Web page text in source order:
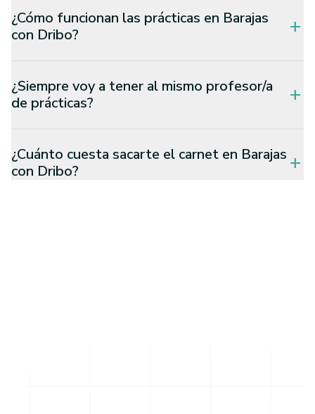
¿Cómo funcionan las prácticas en Barajas
con Dribo?
add
¿Siempre voy a tener al mismo profesor/a
de prácticas?
add
¿Cuánto cuesta sacarte el carnet en Barajas
con Dribo?
add